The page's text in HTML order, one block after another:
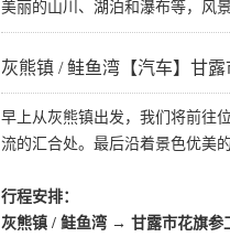
美丽的山川、湖泊和瀑布等，风
灰熊镇 / 鲑鱼湾【汽车】甘
早上从灰熊镇出发，我们将前往
流的汇合处。最后沿着景色优美
行程安排：
灰熊镇 / 鲑鱼湾 → 甘露市花旗参